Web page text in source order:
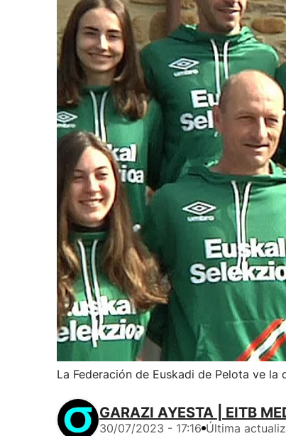
La Federación de Euskadi de Pelota ve la
GARAZI AYESTA | EITB
30/07/2023 - 17:16 Última